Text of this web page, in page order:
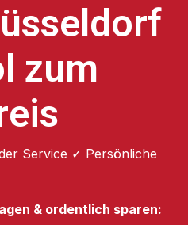
zum
Service ✓ Persönliche
& ordentlich sparen: